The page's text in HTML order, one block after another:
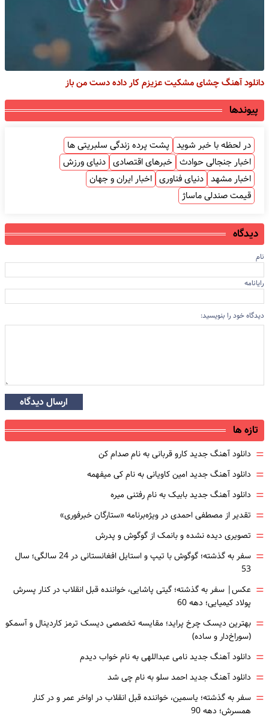
دانلود آهنگ چشای مشکیت عزیزم کار داده دست من باز
پیوندها
در لحظه با خبر شوید پشت پرده زندگی سلبریتی ها
اخبار جنجالی حوادث خبرهای اقتصادی دنیای ورزش
اخبار مشهد دنیای فناوری اخبار ایران و جهان
قیمت صندلی ماساژ
دیدگاه
نام
رایانامه
دیدگاه خود را بنویسید:
ارسال دیدگاه
تازه ها
= دانلود آهنگ جدید کارو قربانی به نام صدام کن
= دانلود آهنگ جدید امین کاویانی به نام کی میفهمه
= دانلود آهنگ جدید بابیک به نام رفتنی میره
= تقدیر از مصطفی احمدی در ویژه‌برنامه «ستارگان خبرفوری»
= تصویری دیده نشده و بانمک از گوگوش و پدرش
=
سفر به گذشته؛ گوگوش با تیپ و استایل افغانستانی در 24 سالگی؛ سال
53
= عکس| سفر به گذشته؛ گیتی پاشایی، خواننده قبل انقلاب در کنار پسرش
پولاد کیمیایی؛ دهه 60
= بهترین دیسک چرخ پراید؛ مقایسه تخصصی دیسک ترمز کاردینال و آسمکو
(سوراخ‌دار و ساده)
= دانلود آهنگ جدید نامی عبداللهی به نام خواب دیدم
= دانلود آهنگ جدید احمد سلو به نام چی شد
= سفر به گذشته؛ یاسمین، خواننده قبل انقلاب در اواخر عمر و در کنار
همسرش؛ دهه 90